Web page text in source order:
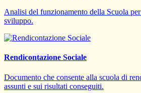
Analisi del funzionamento della Scuola
sviluppo.
Rendicontazione Sociale
Documento che consente alla scuola di
assunti e sui risultati conseguiti.